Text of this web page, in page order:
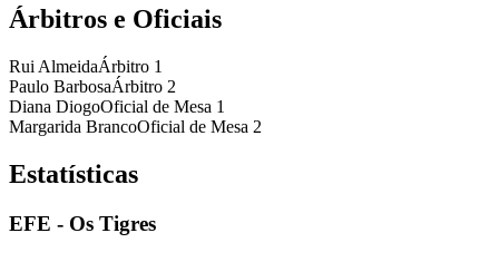
Árbitros e Oficiais
Rui AlmeidaÁrbitro 1
Paulo BarbosaÁrbitro 2
Diana DiogoOficial de Mesa 1
Margarida BrancoOficial de Mesa 2
Estatísticas
EFE - Os Tigres